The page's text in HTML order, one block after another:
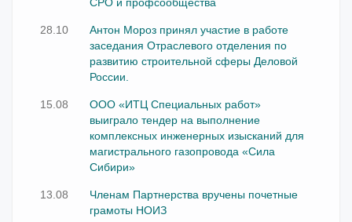
28.10
Антон Мороз принял участие в работе
заседания Отраслевого отделения по
развитию строительной сферы Деловой
России.
15.08
ООО «ИТЦ Специальных работ»
выиграло тендер на выполнение
комплексных инженерных изысканий для
магистрального газопровода «Сила
Сибири»
13.08
Членам Партнерства вручены почетные
грамоты НОИЗ